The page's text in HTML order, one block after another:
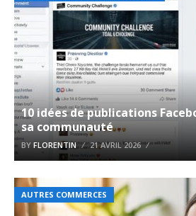
10 idées de publications
sa communauté
BY FLORENTIN 21 AVRIL 2026
AUTRES COMMERCES